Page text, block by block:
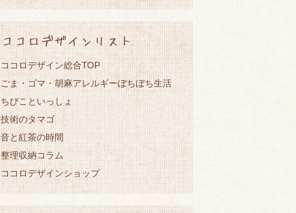
ココロデザインリスト
ココロデザイン総合TOP
ごま・ゴマ・胡麻アレルギーぼちぼち生活
ちびこといっしょ
技術のタマゴ
音と紅茶の時間
整理収納コラム
ココロデザインショップ